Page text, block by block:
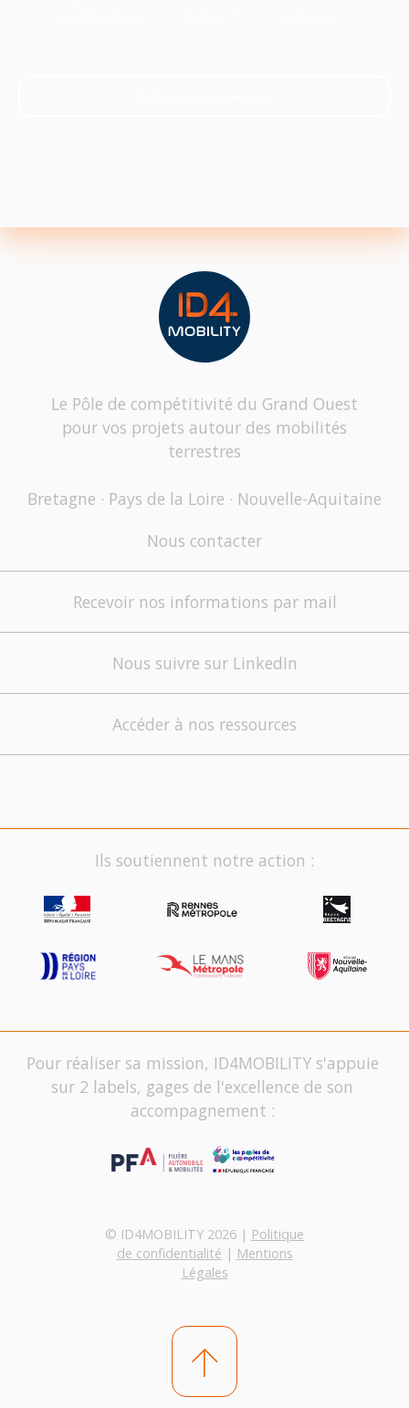
Le Pôle de compétitivité du Grand Ouest
pour vos projets autour des mobilités
terrestres
Bretagne · Pays de la Loire · Nouvelle-Aquitaine
Nous contacter
Recevoir nos informations par mail
Nous suivre sur LinkedIn
Accéder à nos ressources
Ils soutiennent notre action :
Pour réaliser sa mission, ID4MOBILITY s'appuie
sur 2 labels, gages de l'excellence de son
accompagnement :
© ID4MOBILITY 2026 | Politique
de confidentialité | Mentions
Légales